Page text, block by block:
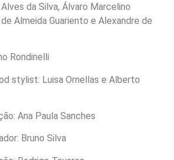
da Silva, Álvaro Marcelino
Almeida Guariento e Alexandre de
Rondinelli
stylist: Luisa Ornellas e Alberto
Ana Paula Sanches
Bruno Silva